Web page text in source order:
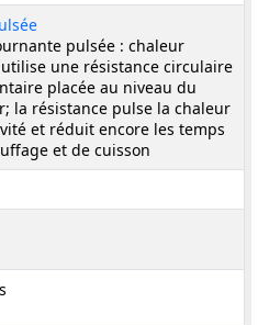
pulsée : chaleur
une résistance circulaire
placée au niveau du
la résistance pulse la chaleur
et réduit encore les temps
et de cuisson